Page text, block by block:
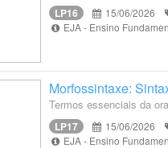
LP16 15/06/2026
EJA - Ensino
Morfossintaxe:
Termos essenciais da
LP17 15/06/2026
EJA - Ensino